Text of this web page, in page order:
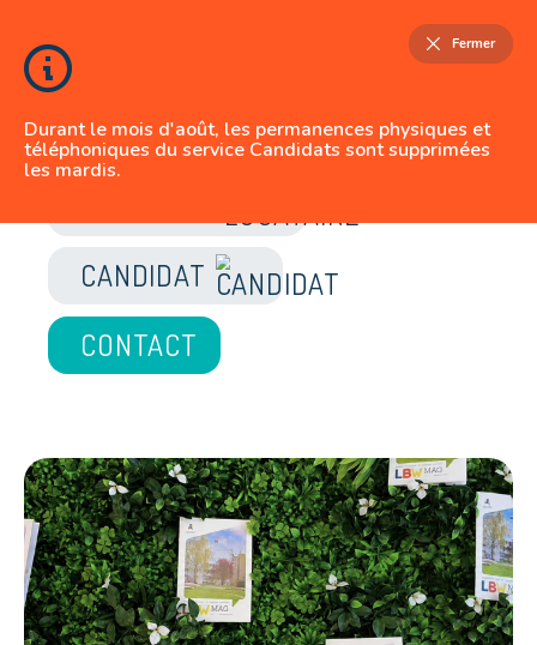
Durant le mois d'août, les permanences physiques et
téléphoniques du service Candidats sont supprimées
les mardis.
Fermer
JE SUIS
LOCATAIRE
CANDIDAT